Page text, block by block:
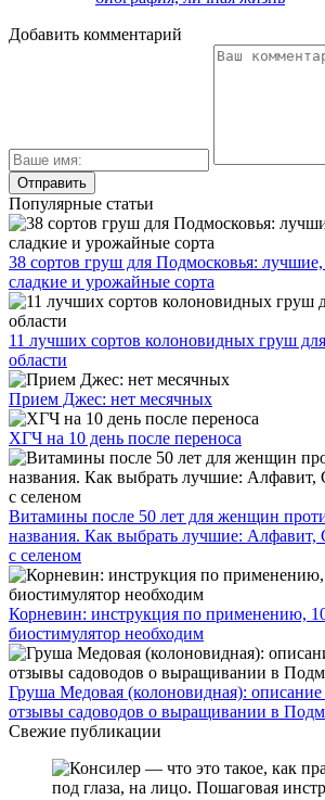
Добавить комментарий
Популярные статьи
38 сортов груш для Подмосковья:
сладкие и урожайные сорта
11 лучших сортов колоновидных груш
области
Прием Джес: нет месячных
ХГЧ на 10 день после переноса
Витамины после 50 лет для женщин
названия. Как выбрать лучшие: Алфавит,
с селеном
Корневин: инструкция по применению, 10
биостимулятор необходим
Груша Медовая (колоновидная): описание
отзывы садоводов о выращивании в
Свежие публикации